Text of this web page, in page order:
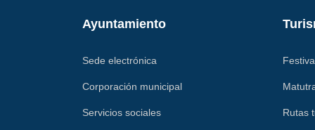
Ayuntamiento
Sede electrónica
Corporación municipal
Servicios sociales Rutas